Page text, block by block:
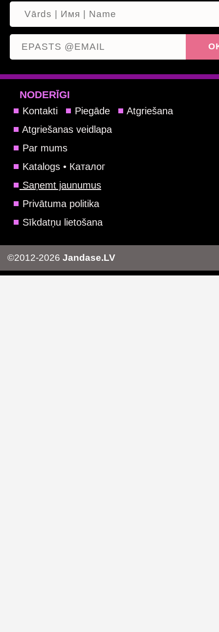
NODERĪGI
Kontakti Piegāde
Atgriešana
Atgriešanas veidlapa
Par mums
Katalogs • Каталог
Saņemt jaunumus
Privātuma politika
Sīkdatņu lietošana
©2012-2026 Jandase.LV